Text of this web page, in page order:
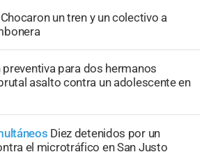
Chocaron un tren y un colectivo a
preventiva para dos hermanos
asalto contra un adolescente en
Diez detenidos por un
el microtráfico en San Justo